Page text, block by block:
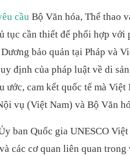
cầu Bộ Văn hóa, Thể thao
tục cần thiết để phối hợp
bảo quản tại Pháp và
định của pháp luật về di
ước, cam kết quốc tế mà
vụ (Việt Nam) và Bộ Văn
ban Quốc gia UNESCO
các cơ quan liên quan